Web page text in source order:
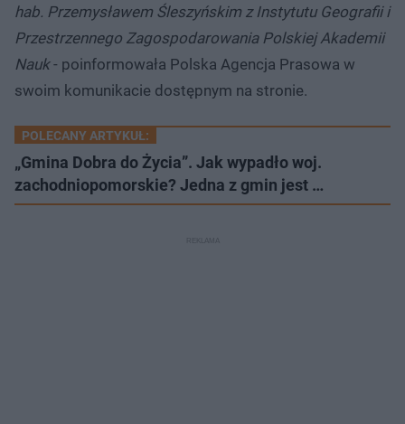
hab. Przemysławem Śleszyńskim z Instytutu Geografii i
Przestrzennego Zagospodarowania Polskiej Akademii
Nauk- poinformowała Polska Agencja Prasowa w
swoim komunikacie dostępnym na stronie.
POLECANY ARTYKUŁ:
„Gmina Dobra do Życia”. Jak wypadło woj.
zachodniopomorskie? Jedna z gmin jest …